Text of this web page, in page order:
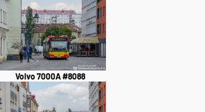
Volvo 7000A #8088